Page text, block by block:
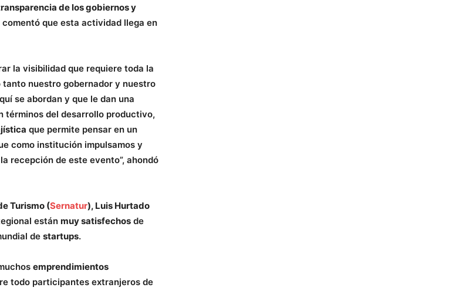
de los gobiernos y
comentó que esta actividad llega en
la visibilidad que requiere toda la
tanto nuestro gobernador y nuestro
se abordan y que le dan una
términos del desarrollo productivo,
que permite pensar en un
como institución impulsamos y
recepción de este evento”, ahondó
Turismo (Sernatur), Luis Hurtado
están muy satisfechos de
de startups.
emprendimientos
todo participantes extranjeros de